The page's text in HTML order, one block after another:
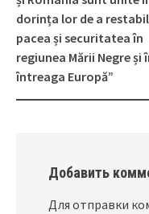
navigation
dorința lor de a
pacea și securitatea în
regiunea Mării Negre și
întreaga Europă”
Добавить
Для отправки